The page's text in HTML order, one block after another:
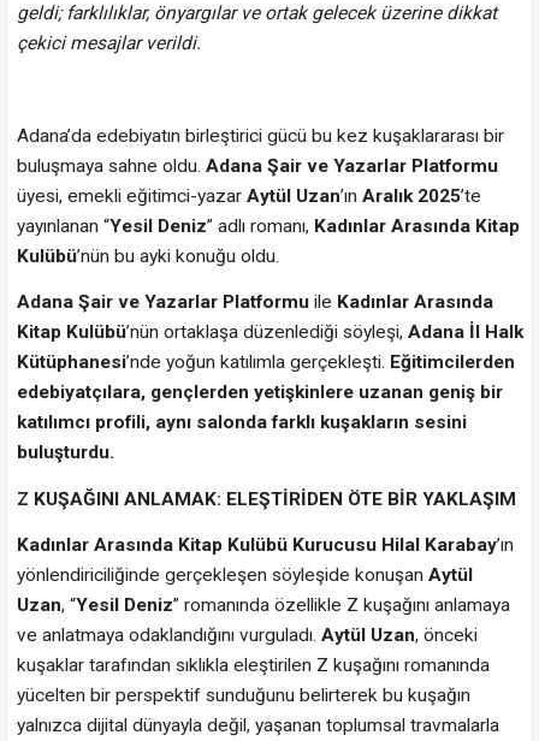
geldi; farklılıklar, önyargılar ve ortak gelecek üzerine dikkat
çekici mesajlar verildi.
Adana’da edebiyatın birleştirici gücü bu kez kuşaklararası bir
buluşmaya sahne oldu. Adana Şair ve Yazarlar Platformu
üyesi, emekli eğitimci-yazar Aytül Uzan’ın Aralık 2025’te
yayınlanan “Yesil Deniz” adlı romanı, Kadınlar Arasında Kitap
Kulübü’nün bu ayki konuğu oldu.
Adana Şair ve Yazarlar Platformu ile Kadınlar Arasında
Kitap Kulübü’nün ortaklaşa düzenlediği söyleşi, Adana İl Halk
Kütüphanesi’nde yoğun katılımla gerçekleşti. Eğitimcilerden
edebiyatçılara, gençlerden yetişkinlere uzanan geniş bir
katılımcı profili, aynı salonda farklı kuşakların sesini
buluşturdu.
Z KUŞAĞINI ANLAMAK: ELEŞTİRİDEN ÖTE BİR YAKLAŞIM
Kadınlar Arasında Kitap Kulübü Kurucusu Hilal Karabay’ın
yönlendiriciliğinde gerçekleşen söyleşide konuşan Aytül
Uzan, “Yesil Deniz” romanında özellikle Z kuşağını anlamaya
ve anlatmaya odaklandığını vurguladı. Aytül Uzan, önceki
kuşaklar tarafından sıklıkla eleştirilen Z kuşağını romanında
yücelten bir perspektif sunduğunu belirterek bu kuşağın
yalnızca dijital dünyayla değil, yaşanan toplumsal travmalarla